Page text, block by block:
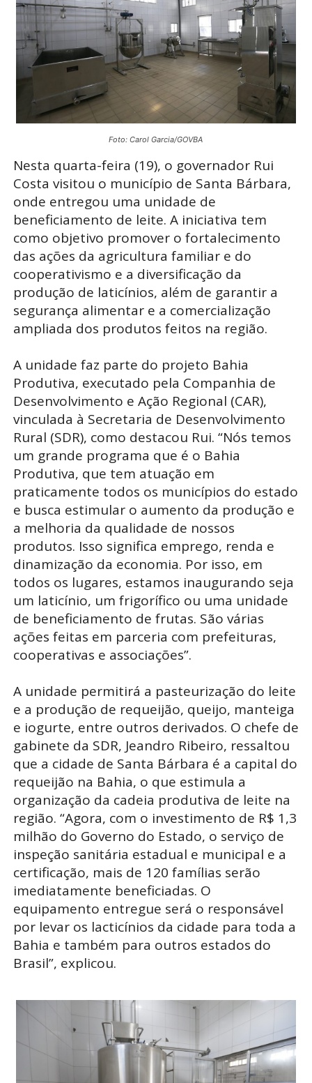
Foto: Carol Garcia/GOVBA
Nesta quarta-feira (19), o governador Rui
Costa visitou o município de Santa Bárbara,
onde entregou uma unidade de
beneficiamento de leite. A iniciativa tem
como objetivo promover o fortalecimento
das ações da agricultura familiar e do
cooperativismo e a diversificação da
produção de laticínios, além de garantir a
segurança alimentar e a comercialização
ampliada dos produtos feitos na região.
A unidade faz parte do projeto Bahia
Produtiva, executado pela Companhia de
Desenvolvimento e Ação Regional (CAR),
vinculada à Secretaria de Desenvolvimento
Rural (SDR), como destacou Rui. “Nós temos
um grande programa que é o Bahia
Produtiva, que tem atuação em
praticamente todos os municípios do estado
e busca estimular o aumento da produção e
a melhoria da qualidade de nossos
produtos. Isso significa emprego, renda e
dinamização da economia. Por isso, em
todos os lugares, estamos inaugurando seja
um laticínio, um frigorífico ou uma unidade
de beneficiamento de frutas. São várias
ações feitas em parceria com prefeituras,
cooperativas e associações”.
A unidade permitirá a pasteurização do leite
e a produção de requeijão, queijo, manteiga
e iogurte, entre outros derivados. O chefe de
gabinete da SDR, Jeandro Ribeiro, ressaltou
que a cidade de Santa Bárbara é a capital do
requeijão na Bahia, o que estimula a
organização da cadeia produtiva de leite na
região. “Agora, com o investimento de R$ 1,3
milhão do Governo do Estado, o serviço de
inspeção sanitária estadual e municipal e a
certificação, mais de 120 famílias serão
imediatamente beneficiadas. O
equipamento entregue será o responsável
por levar os lacticínios da cidade para toda a
Bahia e também para outros estados do
Brasil”, explicou.